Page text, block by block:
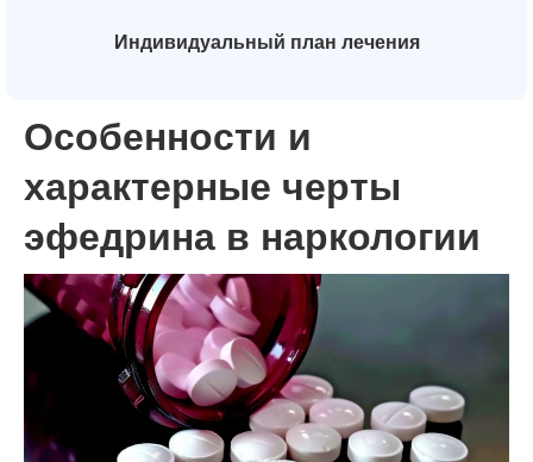
Индивидуальный план лечения
Особенности и
характерные черты
эфедрина в наркологии